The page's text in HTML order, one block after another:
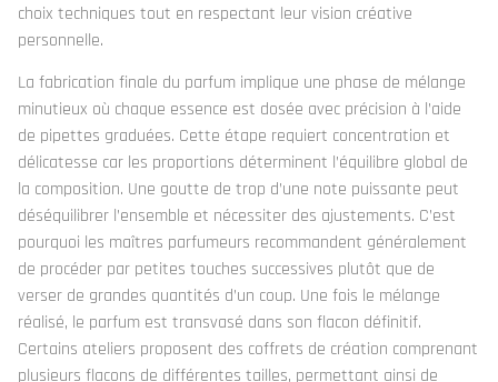
choix techniques tout en respectant leur vision créative
personnelle.
La fabrication finale du parfum implique une phase de mélange
minutieux où chaque essence est dosée avec précision à l’aide
de pipettes graduées. Cette étape requiert concentration et
délicatesse car les proportions déterminent l’équilibre global de
la composition. Une goutte de trop d’une note puissante peut
déséquilibrer l’ensemble et nécessiter des ajustements. C’est
pourquoi les maîtres parfumeurs recommandent généralement
de procéder par petites touches successives plutôt que de
verser de grandes quantités d’un coup. Une fois le mélange
réalisé, le parfum est transvasé dans son flacon définitif.
Certains ateliers proposent des coffrets de création comprenant
plusieurs flacons de différentes tailles, permettant ainsi de